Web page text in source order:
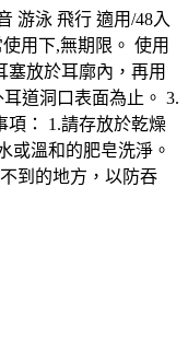
游泳 飛行 適用/48入
用下,無期限。 使用
塞放於耳廓內，再用
道洞口表面為止。 3.
項： 1.請存放於乾燥
或溫和的肥皂洗淨。
到的地方，以防吞